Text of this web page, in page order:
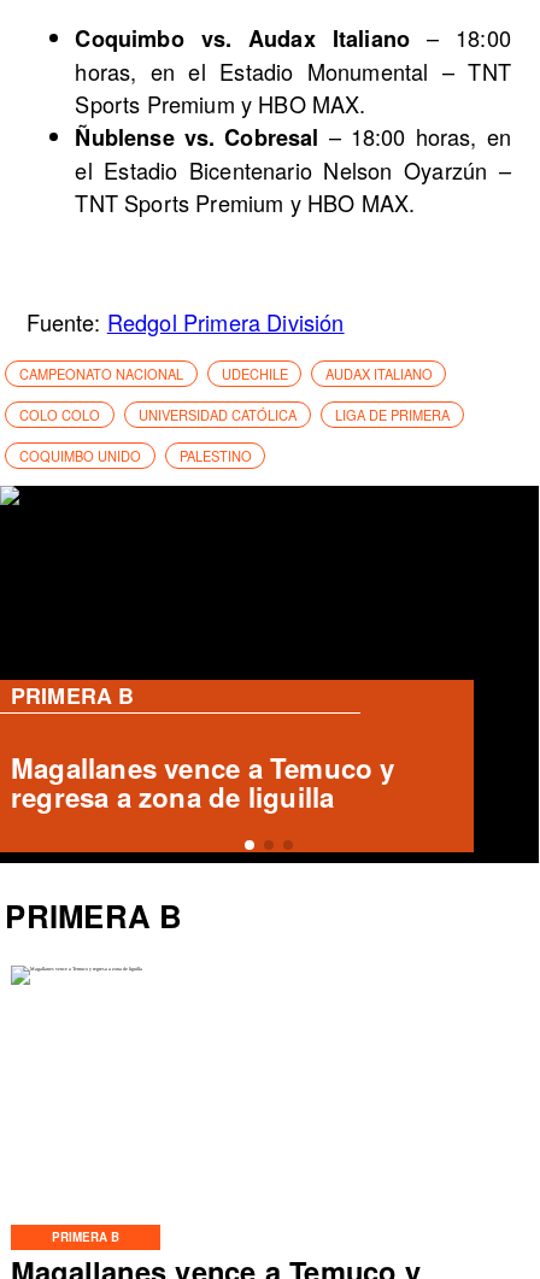
Coquimbo vs. Audax Italiano – 18:00
horas, en el Estadio Monumental – TNT
Sports Premium y HBO MAX.
Ñublense vs. Cobresal – 18:00 horas, en
el Estadio Bicentenario Nelson Oyarzún –
TNT Sports Premium y HBO MAX.
Fuente: Redgol Primera División
CAMPEONATO NACIONAL UDECHILE AUDAX ITALIANO
COLO COLO UNIVERSIDAD CATÓLICA LIGA DE PRIMERA
COQUIMBO UNIDO PALESTINO
PRIMERA B
PRIMERA B
Magallanes remonta y vence a
Temuco en partido de Liga de
Ascenso
PRIMERA B